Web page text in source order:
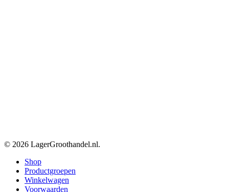
© 2026 LagerGroothandel.nl.
Close
Menu
Shop
Productgroepen
Winkelwagen
Voorwaarden